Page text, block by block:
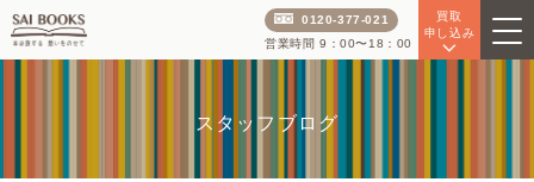
買取
申し込み
0120-377-021
営業時間 9：00〜18：00
スタッフブログ